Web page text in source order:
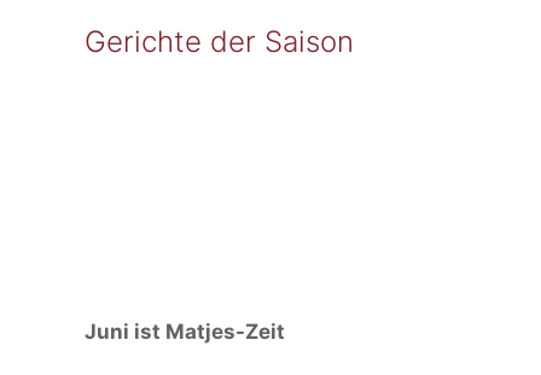
Gerichte der Saison
Juni ist Matjes-Zeit